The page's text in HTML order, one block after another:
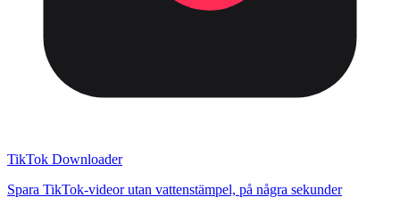
TikTok Downloader
Spara TikTok-videor utan vattenstämpel, på några sekunder